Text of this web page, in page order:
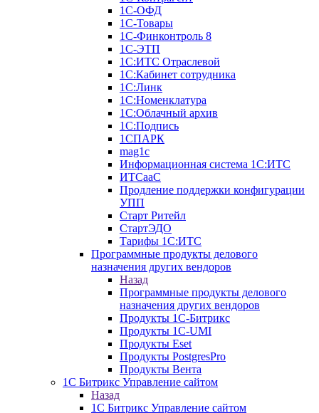
1С-ОФД
1С-Товары
1С-Финконтроль 8
1С-ЭТП
1С:ИТС Отраслевой
1С:Кабинет сотрудника
1С:Линк
1С:Номенклатура
1С:Облачный архив
1С:Подпись
1СПАРК
mag1c
Информационная система 1С:ИТС
ИТСааС
Продление поддержки конфигурации
УПП
Старт Ритейл
СтартЭДО
Тарифы 1С:ИТС
Программные продукты делового
назначения других вендоров
Назад
Программные продукты делового
назначения других вендоров
Продукты 1C-Битрикс
Продукты 1С-UMI
Продукты Eset
Продукты PostgresPro
Продукты Вента
1С Битрикс Управление сайтом
Назад
1С Битрикс Управление сайтом